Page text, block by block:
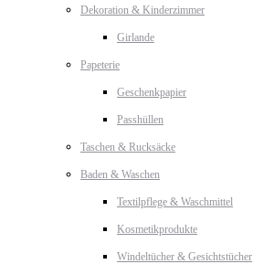
Dekoration & Kinderzimmer
Girlande
Papeterie
Geschenkpapier
Passhüllen
Taschen & Rucksäcke
Baden & Waschen
Textilpflege & Waschmittel
Kosmetikprodukte
Windeltücher & Gesichtstücher